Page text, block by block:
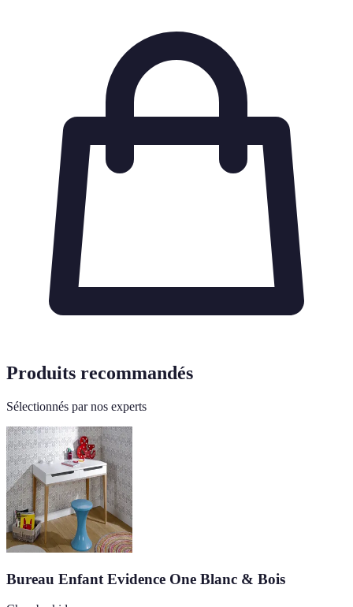
Produits recommandés
Sélectionnés par nos experts
Bureau Enfant Evidence One Blanc & Bois